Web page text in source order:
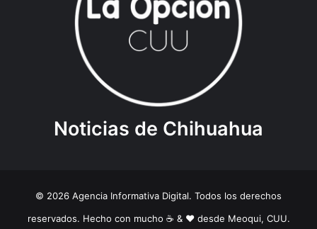
Noticias de Chihuahua
© 2026 Agencia Informativa Digital. Todos los derechos
reservados. Hecho con mucho ☕️ & ❤️ desde Meoqui, CUU.